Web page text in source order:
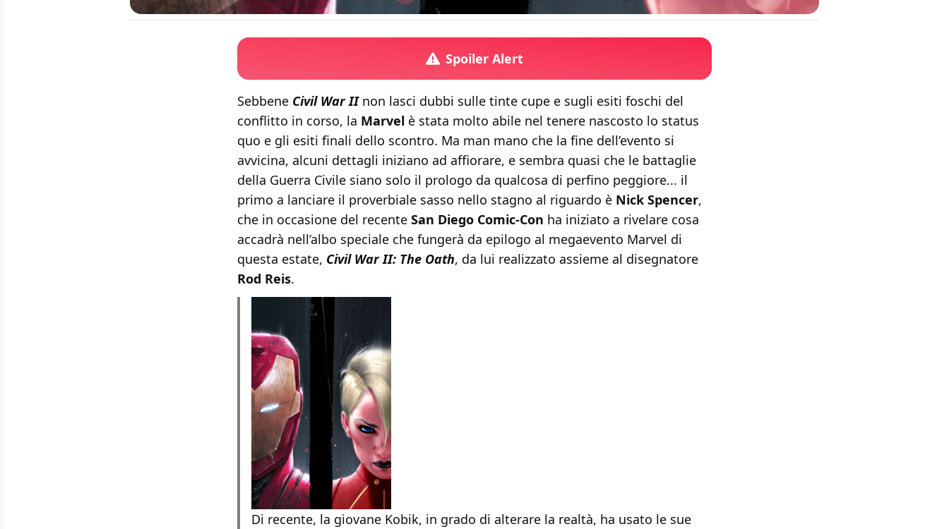
Spoiler Alert
Sebbene Civil War II non lasci dubbi sulle tinte cupe e sugli esiti foschi del
conflitto in corso, la Marvel è stata molto abile nel tenere nascosto lo status
quo e gli esiti finali dello scontro. Ma man mano che la fine dell’evento si
avvicina, alcuni dettagli iniziano ad affiorare, e sembra quasi che le battaglie
della Guerra Civile siano solo il prologo da qualcosa di perfino peggiore... il
primo a lanciare il proverbiale sasso nello stagno al riguardo è Nick Spencer,
che in occasione del recente San Diego Comic-Con ha iniziato a rivelare cosa
accadrà nell’albo speciale che fungerà da epilogo al megaevento Marvel di
questa estate, Civil War II: The Oath, da lui realizzato assieme al disegnatore
Rod Reis.
Di recente, la giovane Kobik, in grado di alterare la realtà, ha usato le sue